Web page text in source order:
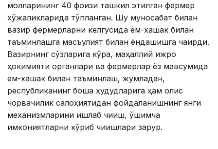
молларининг 40 фоизи ташкил этилган фермер
хўжаликларида тўпланган. Шу муносабат билан
вазир фермерларни келгусида ем-хашак билан
таъминлашга масъулият билан ёндашишга чақирди.
Вазирнинг сўзларига кўра, маҳаллий ижро
ҳокимияти органлари ва фермерлар ёз мавсумида
ем-хашак билан таъминлаш, жумладан,
республиканинг бошқа ҳудудларига ҳам олис
чорвачилик салоҳиятидан фойдаланишнинг янги
механизмларини ишлаб чиқиш, қўшимча
имкониятларни кўриб чиқишлари зарур.